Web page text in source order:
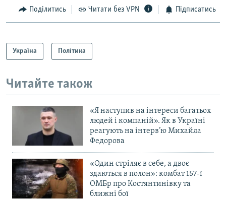
Поділитись Читати без VPN Підписатись
Україна Політика
Читайте також
«Я наступив на інтереси багатьох
людей і компаній». Як в Україні
реагують на інтерв’ю Михайла
Федорова
«Один стріляє в себе, а двоє
здаються в полон»: комбат 157-ї
ОМБр про Костянтинівку та
ближні бої